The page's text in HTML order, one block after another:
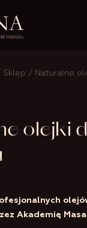
Sklep / Naturalne
olejki
Akademię